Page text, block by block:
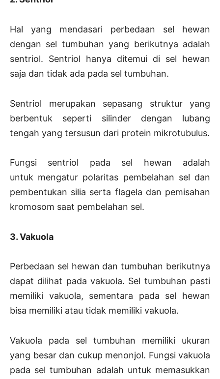
Hal yang mendasari perbedaan sel hewan
dengan sel tumbuhan yang berikutnya adalah
sentriol. Sentriol hanya ditemui di sel hewan
saja dan tidak ada pada sel tumbuhan.
Sentriol merupakan sepasang struktur yang
berbentuk seperti silinder dengan lubang
tengah yang tersusun dari protein mikrotubulus.
Fungsi sentriol pada sel hewan adalah
untuk mengatur polaritas pembelahan sel dan
pembentukan silia serta flagela dan pemisahan
kromosom saat pembelahan sel.
3. Vakuola
Perbedaan sel hewan dan tumbuhan berikutnya
dapat dilihat pada vakuola. Sel tumbuhan pasti
memiliki vakuola, sementara pada sel hewan
bisa memiliki atau tidak memiliki vakuola.
Vakuola pada sel tumbuhan memiliki ukuran
yang besar dan cukup menonjol. Fungsi vakuola
pada sel tumbuhan adalah untuk memasukkan